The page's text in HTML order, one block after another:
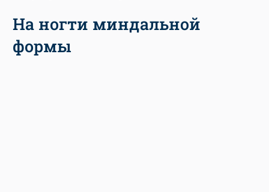
На ногти миндальной
формы